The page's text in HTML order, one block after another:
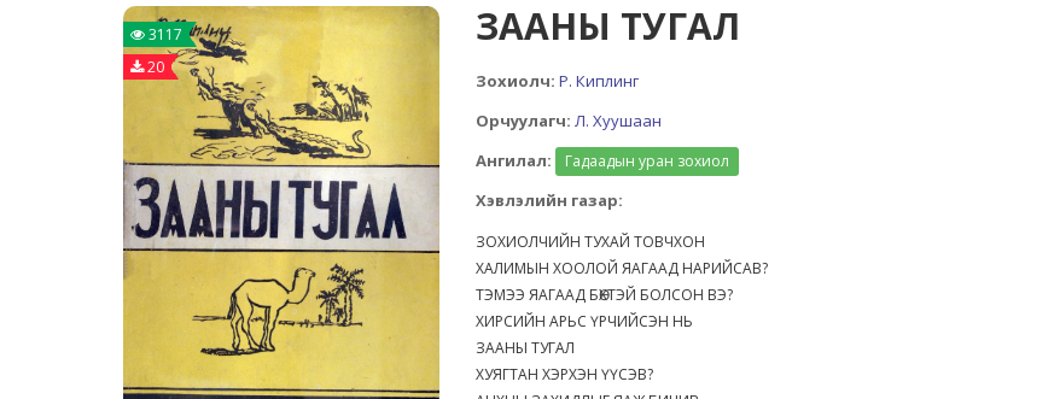
3117
20
ЗААНЫ ТУГАЛ
Зохиолч: Р. Киплинг
Орчуулагч: Л. Хуушаан
Ангилал:
Гадаадын уран зохиол
Хэвлэлийн газар:
ЗОХИОЛЧИЙН ТУХАЙ ТОВЧХОН
ХАЛИМЫН ХООЛОЙ ЯАГААД НАРИЙСАВ?
ТЭМЭЭ ЯАГААД БӨХТЭЙ БОЛСОН ВЭ?
ХИРСИЙН АРЬС ҮРЧИЙСЭН НЬ
ЗААНЫ ТУГАЛ
ХУЯГТАН ХЭРХЭН ҮҮСЭВ?